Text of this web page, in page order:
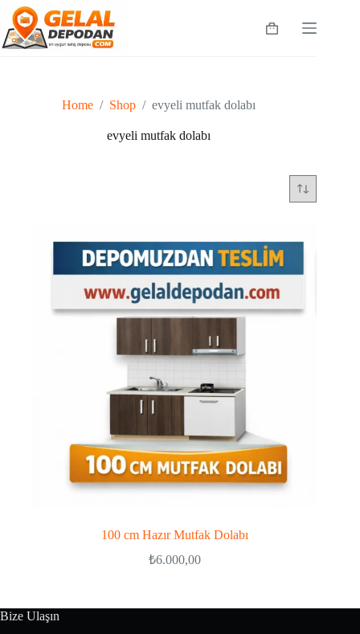
Skip
content
Shopping
Home / Shop / evyeli mutfak dolabı
evyeli mutfak dolabı
100 cm Hazır Mutfak Dolabı
₺6.000,00
Bize Ulaşın